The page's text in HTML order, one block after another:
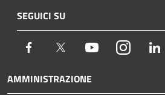
SEGUICI SU
Facebook Twitter YoutubeInstagram
AMMINISTRAZIONE